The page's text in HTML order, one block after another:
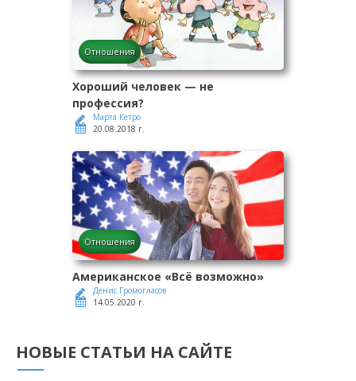
Отношения
Хороший человек — не
профессия?
Марта Кетро
20.08.2018 г.
Отношения
Американское «Всё возможно»
Денис Громогласов
14.05.2020 г.
НОВЫЕ СТАТЬИ НА САЙТЕ